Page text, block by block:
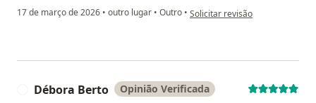
17 de março de 2026 • outro lugar • Outro • na opinião do utilizador C.M.F
Solicitar revisão
Débora Berto Opinião Verificada